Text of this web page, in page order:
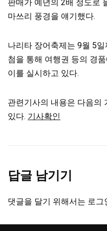
판매가 예년의 2배 정도로
마쓰리 풍경을 얘기했다.
나리타 장어축제는 9월 5
첨을 통해 여행권 등의 경
이를 실시하고 있다.
관련기사의 내용은 다음의
있다. 기사확인
답글 남기기
댓글을 달기 위해서는 로그